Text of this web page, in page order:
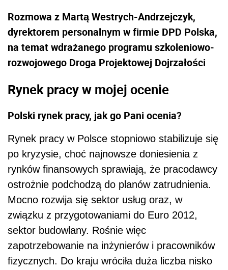
Rozmowa z Martą Westrych-Andrzejczyk,
dyrektorem personalnym w firmie DPD Polska,
na temat wdrażanego programu szkoleniowo-
rozwojowego Droga Projektowej Dojrzałości
Rynek pracy w mojej ocenie
Polski rynek pracy, jak go Pani ocenia?
Rynek pracy w Polsce stopniowo stabilizuje się
po kryzysie, choć najnowsze doniesienia z
rynków finansowych sprawiają, że pracodawcy
ostrożnie podchodzą do planów zatrudnienia.
Mocno rozwija się sektor usług oraz, w
związku z przygotowaniami do Euro 2012,
sektor budowlany. Rośnie więc
zapotrzebowanie na inżynierów i pracowników
fizycznych. Do kraju wróciła duża liczba nisko